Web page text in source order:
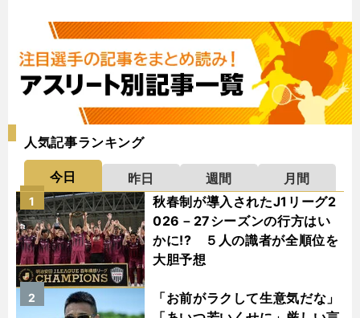
人気記事ランキング
今日 昨日 週間
月間
秋春制が導入されたJ1リーグ2
026－27シーズンの行方はい
かに!? ５人の識者が全順位を
大胆予想
1
「お前がラクして生意気だな」
2